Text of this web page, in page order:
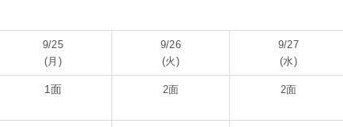
9/25
(月)
9/26
(火)
9/27
(水)
1面 2面 2面